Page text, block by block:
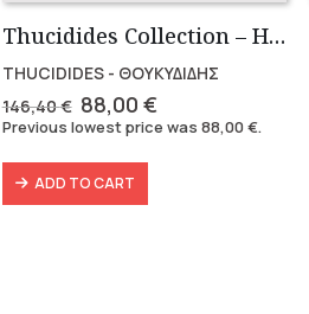
Thucidides Collection – Hardbound Edition (4 volumes)
THUCIDIDES - ΘΟΥΚΥΔΙΔΗΣ
146,40€ Original
price
was:
146,40 €.
88,00 €Current
price
Previous lowest price was 88,00€.
ADD TO CART